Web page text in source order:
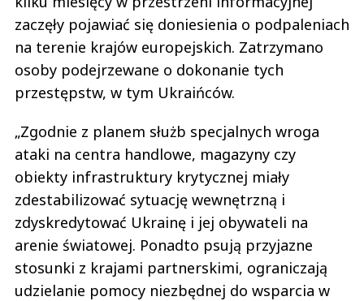
zaczęły pojawiać się doniesienia o podpaleniach
na terenie krajów europejskich. Zatrzymano
osoby podejrzewane o dokonanie tych
przestępstw, w tym Ukraińców.
„Zgodnie z planem służb specjalnych wroga
ataki na centra handlowe, magazyny czy
obiekty infrastruktury krytycznej miały
zdestabilizować sytuację wewnętrzną i
zdyskredytować Ukrainę i jej obywateli na
arenie światowej. Ponadto psują przyjazne
stosunki z krajami partnerskimi, ograniczają
udzielanie pomocy niezbędnej do wsparcia w